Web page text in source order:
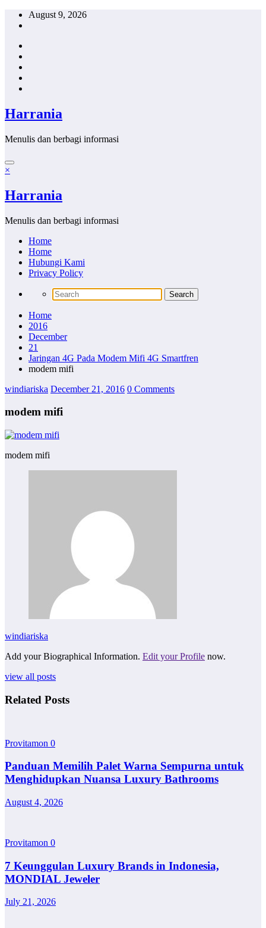
Skip
August 9, 2026
Harrania
Menulis dan berbagi informasi
×
Harrania
Menulis dan berbagi informasi
Home
Home
Hubungi Kami
Privacy Policy
Home
2016
December
21
Jaringan 4G Pada Modem Mifi 4G Smartfren
modem mifi
windiariska December 21, 2016 0 Comments
modem mifi
modem mifi
windiariska
Add your Biographical Information. Edit your Profile now.
view all posts
Related Posts
Provitamon 0
Panduan Memilih Palet Warna Sempurna untuk
Menghidupkan Nuansa Luxury Bathrooms
August 4, 2026
Provitamon 0
7 Keunggulan Luxury Brands in Indonesia,
MONDIAL Jeweler
July 21, 2026